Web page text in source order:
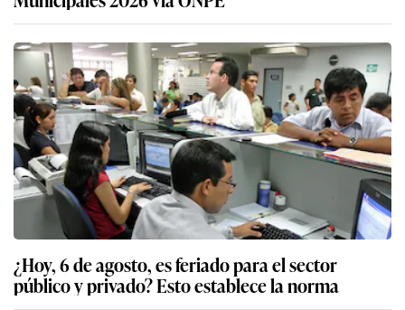
¿Hoy, 6 de agosto, es feriado para el sector
público y privado? Esto establece la norma